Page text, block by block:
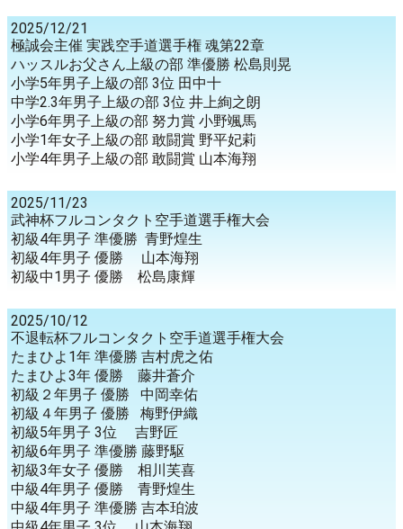
2025/12/21
極誠会主催 実践空手道選手権 魂第22章
ハッスルお父さん上級の部 準優勝 松島則晃
小学5年男子上級の部 3位 田中十
中学2.3年男子上級の部 3位 井上絢之朗
小学6年男子上級の部 努力賞 小野颯馬
小学1年女子上級の部 敢闘賞 野平妃莉
小学4年男子上級の部 敢闘賞 山本海翔
2025/11/23
武神杯フルコンタクト空手道選手権大会
初級4年男子 準優勝 青野煌生
初級4年男子 優勝 山本海翔
初級中1男子 優勝 松島康輝
2025/10/12
不退転杯フルコンタクト空手道選手権大会
たまひよ1年 準優勝 吉村虎之佑
たまひよ3年 優勝 藤井蒼介
初級２年男子 優勝 中岡幸佑
初級４年男子 優勝 梅野伊織
初級5年男子 3位 吉野匠
初級6年男子 準優勝 藤野駆
初級3年女子 優勝 相川芙喜
中級4年男子 優勝 青野煌生
中級4年男子 準優勝 吉本珀波